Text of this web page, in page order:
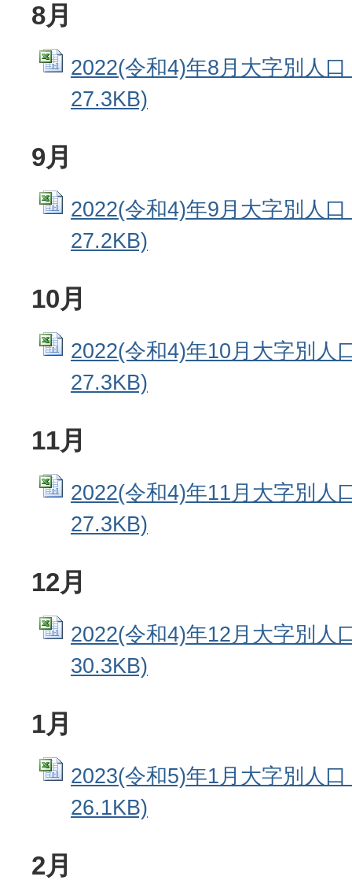
8月
2022(令和4)年8月大字別人
27.3KB)
9月
2022(令和4)年9月大字別人
27.2KB)
10月
2022(令和4)年10月大字別人
27.3KB)
11月
2022(令和4)年11月大字別人
27.3KB)
12月
2022(令和4)年12月大字別人
30.3KB)
1月
2023(令和5)年1月大字別人
26.1KB)
2月